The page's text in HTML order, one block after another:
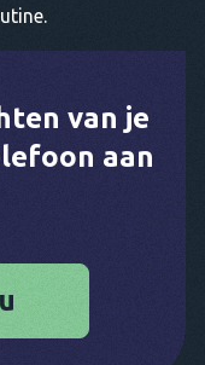
van je
aan